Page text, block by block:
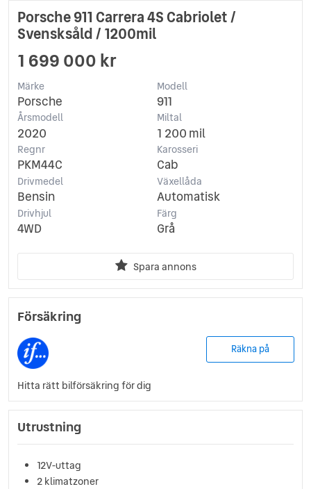
Porsche 911 Carrera 4S Cabriolet /
Svensksåld / 1200mil
1 699 000 kr
Märke
Porsche
Modell
911
Årsmodell
2020
Miltal
1 200 mil
Regnr
PKM44C
Karosseri
Cab
Drivmedel
Bensin
Växellåda
Automatisk
Drivhjul
4WD
Färg
Grå
Spara annons
Försäkring
Räkna på
Hitta rätt bilförsäkring för dig
Utrustning
12V-uttag
2 klimatzoner